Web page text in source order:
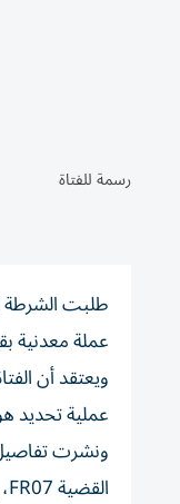
رسمة للفتاة
عملة معدنية بقيمة
عملية تحديد
ونشرت تفاصيل النساء